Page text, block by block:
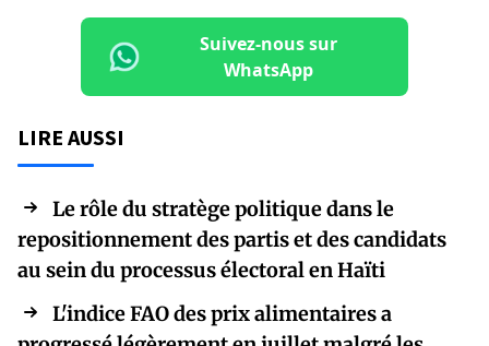
Suivez-nous sur
WhatsApp
LIRE AUSSI
Le rôle du stratège politique dans le
repositionnement des partis et des candidats
au sein du processus électoral en Haïti
L'indice FAO des prix alimentaires a